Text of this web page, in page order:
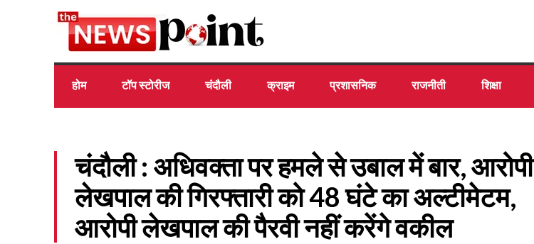
होम टॉप स्टोरीज चंदौली क्राइम प्रशासनिक राजनीती शिक्षा
चंदौली : अधिवक्ता पर हमले से उबाल में बार, आरोपी
लेखपाल की गिरफ्तारी को 48 घंटे का अल्टीमेटम,
आरोपी लेखपाल की पैरवी नहीं करेंगे वकील